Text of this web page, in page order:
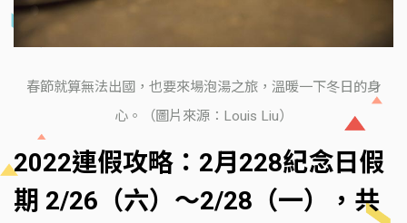
春節就算無法出國，也要來場泡湯之旅，溫暖一下冬日的身
心。（圖片來源：Louis Liu）
2022連假攻略：2月228紀念日假
期 2/26（六）～2/28（一），共